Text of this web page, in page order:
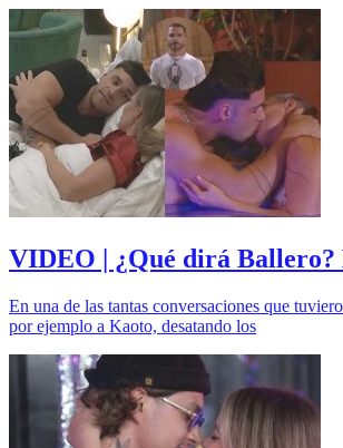
VIDEO | ¿Qué dirá Ballero?
En una de las tantas conversaciones que
por ejemplo a Kaoto, desatando los